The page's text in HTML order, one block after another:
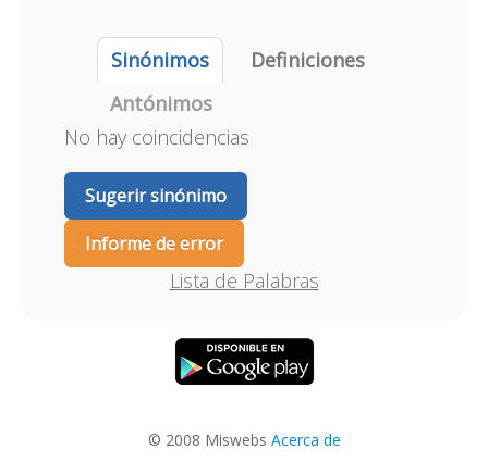
Sinónimos
Definiciones
Antónimos
No hay coincidencias
Sugerir sinónimo
Informe de error
Lista de Palabras
© 2008 Miswebs Acerca de